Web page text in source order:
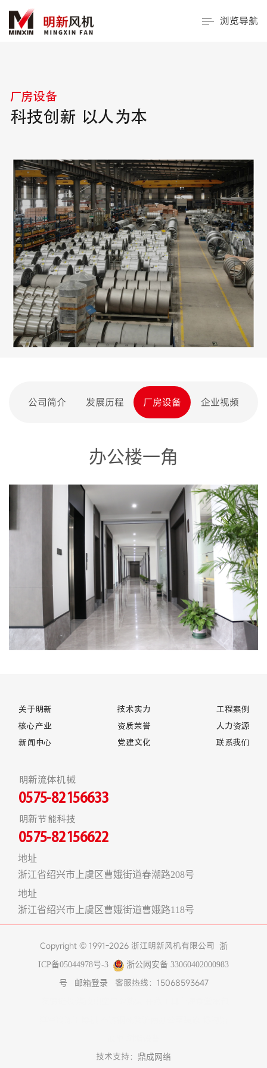
浏览导航
厂房设备
科技创新 以人为本
公司简介 发展历程 厂房设备 企业视频
办公楼一角
关于明新
核心产业
新闻中心
技术实力
资质荣誉
党建文化
工程案例
人力资源
联系我们
明新流体机械
0575-82156633
明新节能科技
0575-82156622
地址
浙江省绍兴市上虞区曹娥街道春潮路208号
地址
浙江省绍兴市上虞区曹娥街道曹娥路118号
Copyright © 1991-2026 浙江明新风机有限公司 浙
ICP备05044978号-3 浙公网安备 33060402000983
号 邮箱登录
客服热线：15068593647
技术支持： 鼎成网络